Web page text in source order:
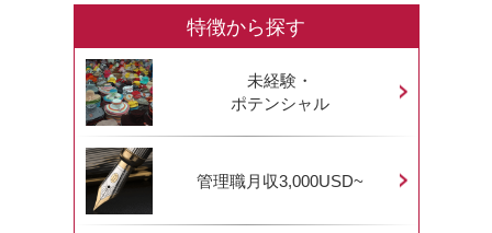
特徴から探す
未経験・
ポテンシャル
管理職月収3,000USD~